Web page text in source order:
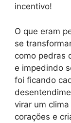
incentivo!
O que eram
se
como pedras
e impedindo
foi ficando
virar um
corações e